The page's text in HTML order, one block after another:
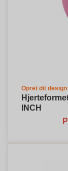
Opret dit design
INCH